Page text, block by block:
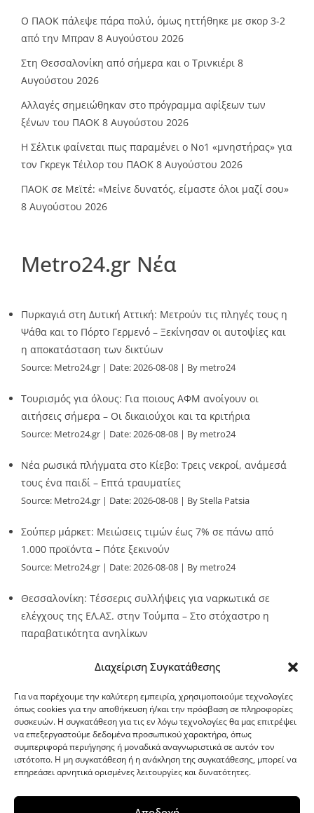
Διαχείριση Συγκατάθεσης
Για να παρέχουμε την καλύτερη εμπειρία, χρησιμοποιούμε τεχνολογίες
όπως cookies για την αποθήκευση ή/και την πρόσβαση σε πληροφορίες
συσκευών. Η συγκατάθεση για τις εν λόγω τεχνολογίες θα μας επιτρέψει
να επεξεργαστούμε δεδομένα προσωπικού χαρακτήρα, όπως
συμπεριφορά περιήγησης ή μοναδικά αναγνωριστικά σε αυτόν τον
ιστότοπο. Η μη συγκατάθεση ή η ανάκληση της συγκατάθεσης, μπορεί να
επηρεάσει αρνητικά ορισμένες λειτουργίες και δυνατότητες.
Ο ΠΑΟΚ πάλεψε πάρα πολύ, όμως ηττήθηκε με σκορ 3-2
από την Μπραν 8 Αυγούστου 2026
Στη Θεσσαλονίκη από σήμερα και ο Τρινκιέρι 8
Αυγούστου 2026
Αλλαγές σημειώθηκαν στο πρόγραμμα αφίξεων των
ξένων του ΠΑΟΚ 8 Αυγούστου 2026
Η Σέλτικ φαίνεται πως παραμένει ο Νο1 «μνηστήρας» για
τον Γκρεγκ Τέιλορ του ΠΑΟΚ 8 Αυγούστου 2026
ΠΑΟΚ σε Μεϊτέ: «Μείνε δυνατός, είμαστε όλοι μαζί σου»
8 Αυγούστου 2026
Metro24.gr Νέα
Πυρκαγιά στη Δυτική Αττική: Μετρούν τις πληγές τους η
Ψάθα και το Πόρτο Γερμενό – Ξεκίνησαν οι αυτοψίες και
η αποκατάσταση των δικτύων
Source: Metro24.gr Date: 2026-08-08 By metro24
Τουρισμός για όλους: Για ποιους ΑΦΜ ανοίγουν οι
αιτήσεις σήμερα – Οι δικαιούχοι και τα κριτήρια
Source: Metro24.gr Date: 2026-08-08 By metro24
Νέα ρωσικά πλήγματα στο Κίεβο: Τρεις νεκροί, ανάμεσά
τους ένα παιδί – Επτά τραυματίες
Source: Metro24.gr Date: 2026-08-08 By Stella Patsia
Σούπερ μάρκετ: Μειώσεις τιμών έως 7% σε πάνω από
1.000 προϊόντα – Πότε ξεκινούν
Source: Metro24.gr Date: 2026-08-08 By metro24
Θεσσαλονίκη: Τέσσερις συλλήψεις για ναρκωτικά σε
ελέγχους της ΕΛ.ΑΣ. στην Τούμπα – Στο στόχαστρο η
παραβατικότητα ανηλίκων
G-point.gr